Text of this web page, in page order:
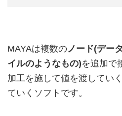
MAYAは複数の ノード(デー
イルのようなもの)を追加で
加工を施して値を渡してい
ていくソフトです。